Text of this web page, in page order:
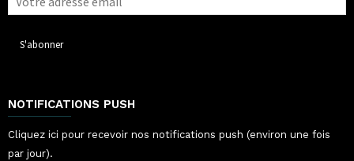
NOTIFICATIONS PUSH
Cliquez ici pour recevoir nos notifications push (environ une fois
par jour).